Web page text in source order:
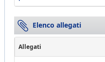
Elenco allegati
Allegati